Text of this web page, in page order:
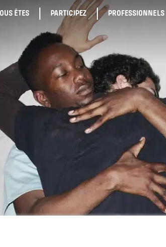
ÊTES PARTICIPEZ PROFESSIONNELS